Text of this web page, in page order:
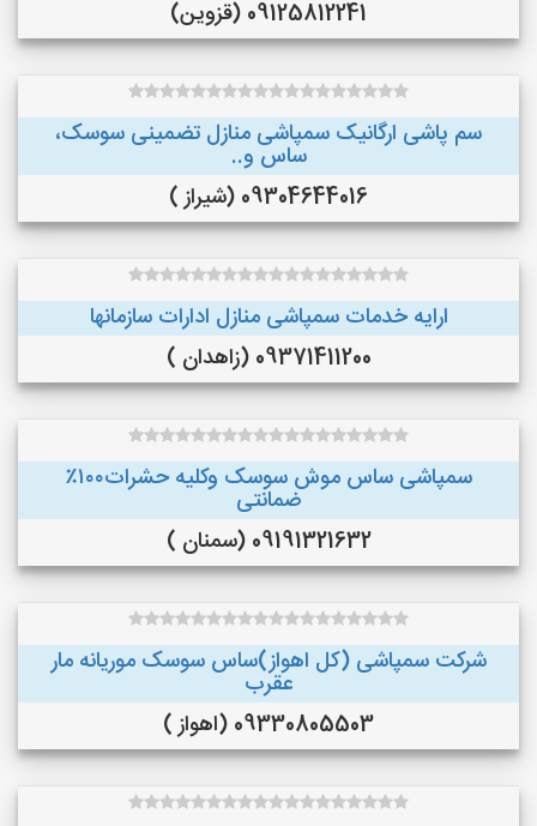
09125812241 (قزوین)
سم پاشی ارگانیک سمپاشی منازل تضمینی سوسک،
ساس و..
09304644016 (شیراز )
ارایه خدمات سمپاشی منازل ادارات سازمانها
09371411200 (زاهدان )
سمپاشی ساس موش سوسک وکلیه حشرات۱۰۰٪
ضمانتی
09191321632 (سمنان )
شرکت سمپاشی (کل اهواز)ساس سوسک موریانه مار
عقرب
09330805503 (اهواز )